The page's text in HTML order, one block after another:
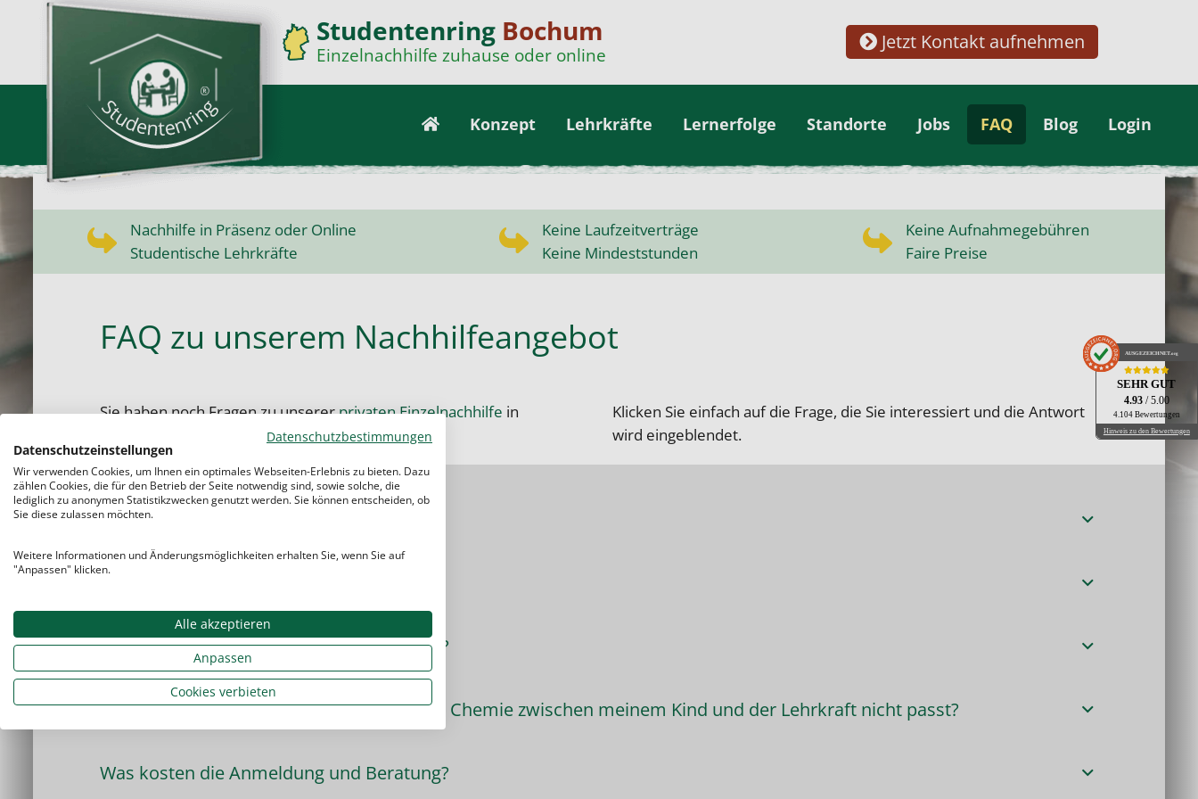
Studentenring Bochum
Einzelnachhilfe zuhause oder online
Jetzt Kontakt aufnehmen
Konzept Lehrkräfte Lernerfolge Standorte Jobs FAQ Blog Login
Nachhilfe in Präsenz oder Online
Studentische Lehrkräfte
Keine Laufzeitverträge
Keine Mindeststunden
Keine Aufnahmegebühren
Faire Preise
FAQ zu unserem Nachhilfeangebot
Sie haben noch Fragen zu unsererprivaten Einzelnachhilfe in
Klicken Sie einfach auf die Frage, die Sie interessiert und die Antwort
wird eingeblendet.
Was kostet eine Nachhilfestunde?
Eignen sich Studenten als Nachhilfelehrer?
Kann ich die Lehrkraft wechseln, wenn die Chemie zwischen meinem Kind und der Lehrkraft nicht passt?
Was kosten die Anmeldung und Beratung?
Datenschutzbestimmungen
Datenschutzeinstellungen
Wir verwenden Cookies, um Ihnen ein optimales Webseiten-Erlebnis zu bieten. Dazu
zählen Cookies, die für den Betrieb der Seite notwendig sind, sowie solche, die
lediglich zu anonymen Statistikzwecken genutzt werden. Sie können entscheiden, ob
Sie diese zulassen möchten.
Weitere Informationen und Änderungsmöglichkeiten erhalten Sie, wenn Sie auf
"Anpassen" klicken.
Alle akzeptieren
Anpassen
Cookies verbieten
AUSGEZEICHNET.org
SEHR GUT
4.93 / 5.00
4.104 Bewertungen
Hinweis zu den Bewertungen